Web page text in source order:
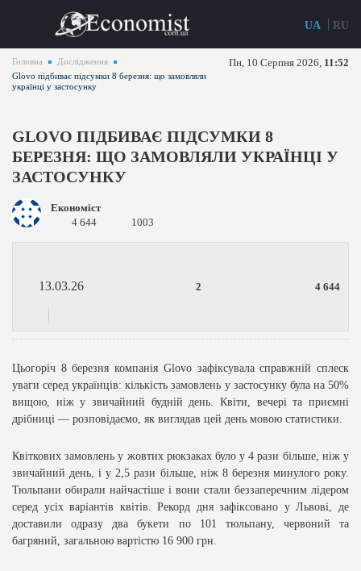
UA RU
Головна
Дослідження
Glovo підбиває підсумки 8 березня: що замовляли
українці у застосунку
Пн, 10 Серпня 2026, 11:52
GLOVO ПІДБИВАЄ ПІДСУМКИ 8
БЕРЕЗНЯ: ЩО ЗАМОВЛЯЛИ УКРАЇНЦІ У
ЗАСТОСУНКУ
Економіст
4 644
1003
13.03.26 2 4 644
Цьогоріч 8 березня компанія Glovo зафіксувала справжній сплеск
уваги серед українців: кількість замовлень у застосунку була на 50%
вищою, ніж у звичайний будній день. Квіти, вечері та приємні
дрібниці — розповідаємо, як виглядав цей день мовою статистики.
Квіткових замовлень у жовтих рюкзаках було у 4 рази більше, ніж у
звичайний день, і у 2,5 рази більше, ніж 8 березня минулого року.
Тюльпани обирали найчастіше і вони стали беззаперечним лідером
серед усіх варіантів квітів. Рекорд дня зафіксовано у Львові, де
доставили одразу два букети по 101 тюльпану, червоний та
багряний, загальною вартістю 16 900 грн.